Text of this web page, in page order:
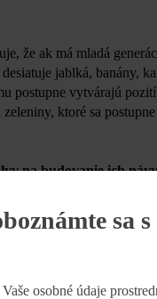
že ak má mladá
jablká, banány,
postupne vytvárajú
ktoré sa
na budovanie ich
odmietali,“
Práve takéto
jej vzťahu k jedlu.“
ktorou obchodný
Krúžkov varenia,
sa
osobné údaje